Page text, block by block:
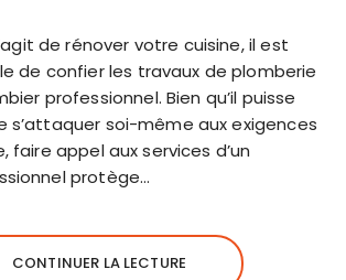
de rénover votre cuisine, il est
de confier les travaux de plomberie
professionnel. Bien qu’il puisse
soi-même aux exigences
faire appel aux services d’un
protège…
CONTINUER LA LECTURE